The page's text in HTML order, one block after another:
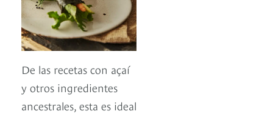
De las recetas con açaí
y otros ingredientes
ancestrales, esta es ideal